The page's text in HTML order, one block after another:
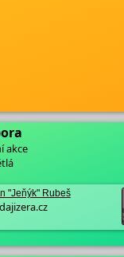
akce
"Jeňýk" Rubeš